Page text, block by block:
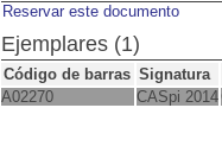
Reservar este documento
Ejemplares (1)
Código de barras Signatura
A02270
CASpi 2014